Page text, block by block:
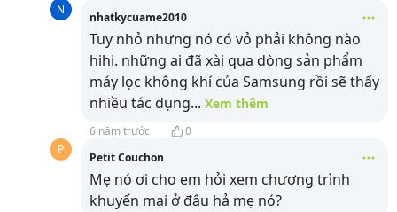
N
nhatkycuame2010
Tuy nhỏ nhưng nó có vỏ phải không nào
hihi. những ai đã xài qua dòng sản phẩm
máy lọc không khí của Samsung rồi sẽ thấy
nhiều tác dụng... Xem thêm
6 năm trước
0
P
Petit Couchon
Mẹ nó ơi cho em hỏi xem chương trình
khuyến mại ở đâu hả mẹ nó?